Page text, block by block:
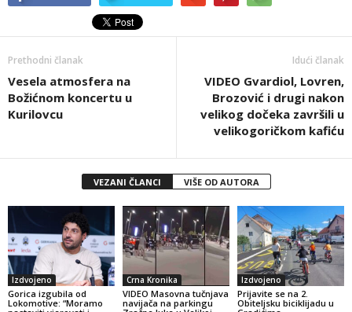
Prethodni članak
Vesela atmosfera na
Božićnom koncertu u
Kurilovcu
Idući članak
VIDEO Gvardiol, Lovren,
Brozović i drugi nakon
velikog dočeka završili u
velikogoričkom kafiću
VEZANI ČLANCI VIŠE OD AUTORA
Izdvojeno
Gorica izgubila od
Lokomotive: “Moramo
Crna Kronika
VIDEO Masovna tučnjava
navijača na parkingu
Izdvojeno
Prijavite se na 2.
Obiteljsku biciklijadu u